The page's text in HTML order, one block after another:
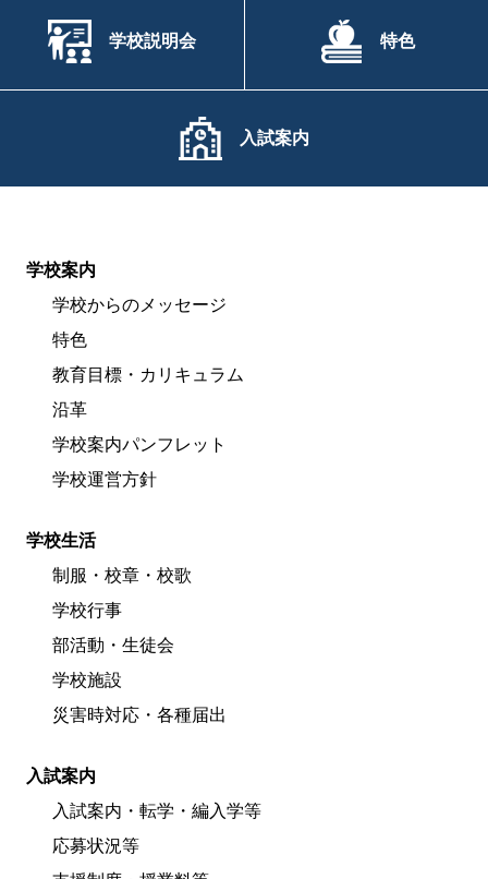
学校説明会 特色
入試案内
学校案内
学校からのメッセージ
特色
教育目標・カリキュラム
沿革
学校案内パンフレット
学校運営方針
学校生活
制服・校章・校歌
学校行事
部活動・生徒会
学校施設
災害時対応・各種届出
入試案内
入試案内・転学・編入学等
応募状況等